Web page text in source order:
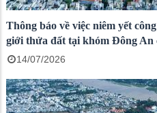
Thông báo về việc niêm yết
giới thửa đất tại khóm Đông An
14/07/2026